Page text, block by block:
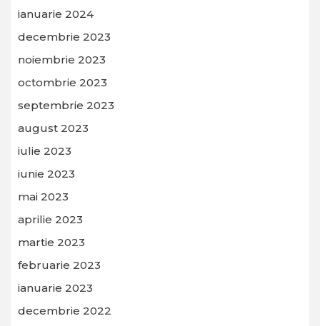
ianuarie 2024
decembrie 2023
noiembrie 2023
octombrie 2023
septembrie 2023
august 2023
iulie 2023
iunie 2023
mai 2023
aprilie 2023
martie 2023
februarie 2023
ianuarie 2023
decembrie 2022